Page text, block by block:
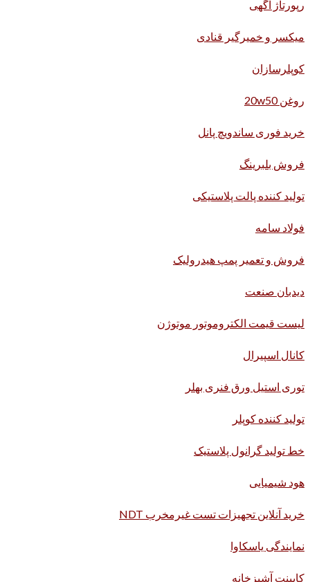
رپورتاژ آگهی
میکسر و خمیرگیر قنادی
کوپلرسازان
روغن 20w50
خرید فوری ساندویچ پانل
فروش بلبرینگ
تولید کننده پالت پلاستیکی
فولاد سامه
فروش و تعمیر پمپ هیدرولیک
دیدبان صنعت
لیست قیمت الکتروموتور موتوژن
کانال اسپیرال
توری استیل ورق فنری بهلر
تولید کننده کوپلر
خط تولید گرانول پلاستیک
هود شیمیایی
خرید آنلاین تجهیزات تست غیرمخرب NDT
نمایندگی یاسکاوا
کابینت آشپزخانه